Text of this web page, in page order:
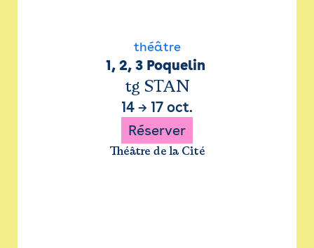
théâtre
1, 2, 3 Poquelin
tg STAN
14 → 17 oct.
Réserver
Théâtre de la Cité